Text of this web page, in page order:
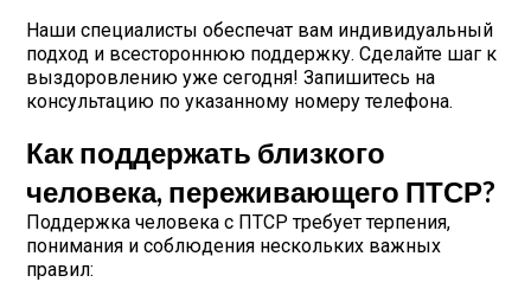
Наши специалисты обеспечат вам индивидуальный
подход и всестороннюю поддержку. Сделайте шаг к
выздоровлению уже сегодня! Запишитесь на
консультацию по указанному номеру телефона.
Как поддержать близкого
человека, переживающего ПТСР?
Поддержка человека с ПТСР требует терпения,
понимания и соблюдения нескольких важных
правил: